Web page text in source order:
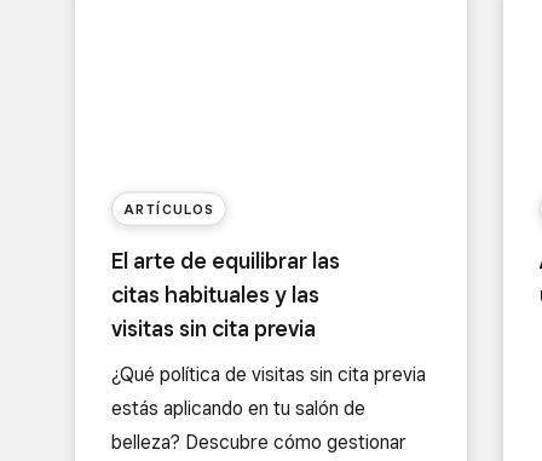
ARTÍCULOS
El arte de equilibrar las
citas habituales y las
visitas sin cita previa
¿Qué política de visitas sin cita previa
estás aplicando en tu salón de
belleza? Descubre cómo gestionar